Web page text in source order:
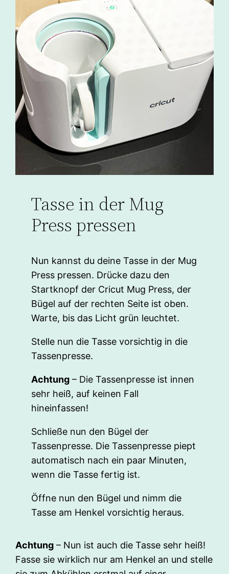
Tasse in der Mug
Press pressen
Nun kannst du deine Tasse in der Mug
Press pressen. Drücke dazu den
Startknopf der Cricut Mug Press, der
Bügel auf der rechten Seite ist oben.
Warte, bis das Licht grün leuchtet.
Stelle nun die Tasse vorsichtig in die
Tassenpresse.
Achtung – Die Tassenpresse ist innen
sehr heiß, auf keinen Fall
hineinfassen!
Schließe nun den Bügel der
Tassenpresse. Die Tassenpresse piept
automatisch nach ein paar Minuten,
wenn die Tasse fertig ist.
Öffne nun den Bügel und nimm die
Tasse am Henkel vorsichtig heraus.
Achtung – Nun ist auch die Tasse sehr heiß!
Fasse sie wirklich nur am Henkel an und stelle